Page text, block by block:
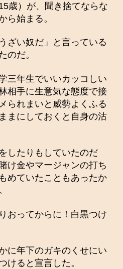
歳）が、聞き捨てならな
ら始まる。
ざい奴だ」と言っている
のだ。
三年生でいいカッコしい
相手に生意気な態度で接
られまいと威勢よくふる
まにしておくと自身の沽
したりもしていたのだ
け金やマージャンの打ち
めていたこともあったか
おってからに！白黒つけ
に年下のガキのくせにい
けると宣言した。